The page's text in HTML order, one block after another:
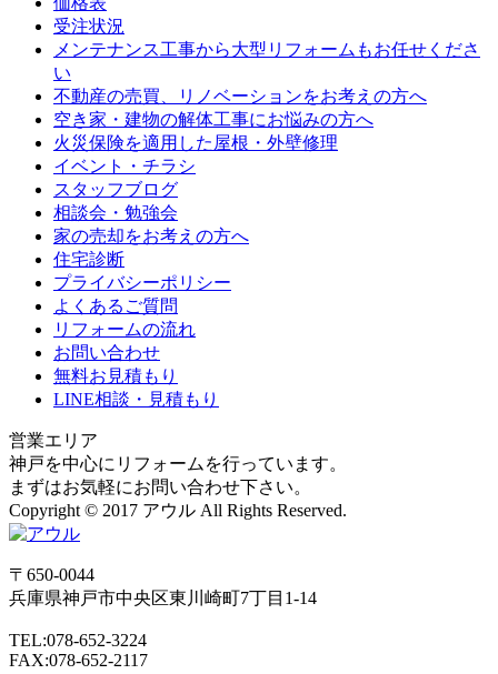
受注状況
メンテナンス工事から大型リフォームもお任せくださ
い
不動産の売買、リノベーションをお考えの方へ
空き家・建物の解体工事にお悩みの方へ
火災保険を適用した屋根・外壁修理
イベント・チラシ
スタッフブログ
相談会・勉強会
家の売却をお考えの方へ
住宅診断
プライバシーポリシー
よくあるご質問
リフォームの流れ
お問い合わせ
無料お見積もり
LINE相談・見積もり
営業エリア
神戸を中心にリフォームを行っています。
まずはお気軽にお問い合わせ下さい。
Copyright © 2017 アウル All Rights Reserved.
〒650-0044
兵庫県神戸市中央区東川崎町7丁目1-14
TEL:078-652-3224
FAX:078-652-2117